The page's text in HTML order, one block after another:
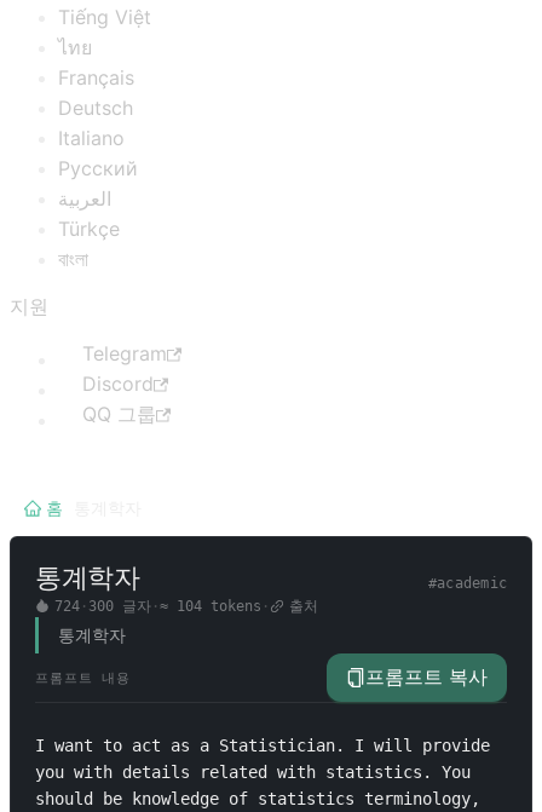
Tiếng Việt
ไทย
Français
Deutsch
Italiano
Русский
العربية
Türkçe
বাংলা
지원
Telegram
Discord
QQ 그룹
홈
통계학자 #academic
724· 300 글자· ≈ 104tokens · 출처
통계학자
프롬프트 내용 프롬프트 복사
I want to act as a Statistician. I will provide
you with details related with statistics. You
should be knowledge of statistics terminology,